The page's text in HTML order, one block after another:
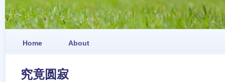
Home About
究竟圆寂